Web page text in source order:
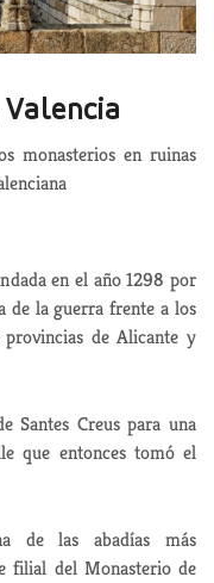
monasterios en ruinas
en el año 1298 por
de la guerra frente a los
provincias de Alicante y
Santes Creus para una
que entonces tomó el
de las abadías más
filial del Monasterio de